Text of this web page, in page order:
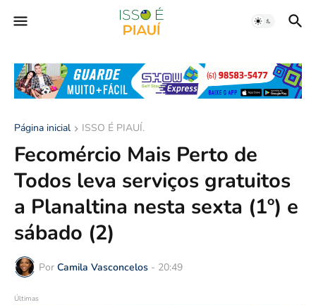
Página inicial ISSO É PIAUÍ.
Fecomércio Mais Perto de
Todos leva serviços gratuitos
a Planaltina nesta sexta (1º) e
sábado (2)
Por Camila Vasconcelos - 20:49
Últimas